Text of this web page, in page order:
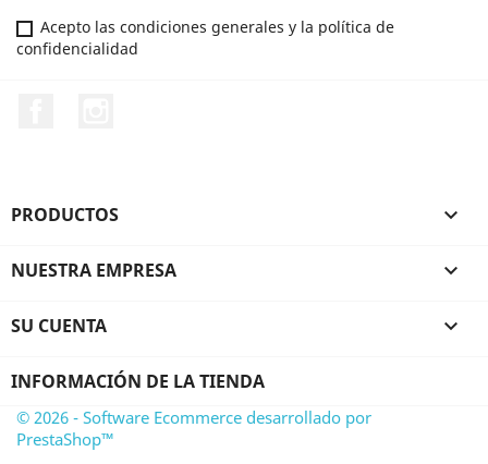
Acepto las condiciones generales y la política de
confidencialidad
PRODUCTOS 
NUESTRA EMPRESA 
SU CUENTA 
INFORMACIÓN DE LA TIENDA
© 2026 - Software Ecommerce desarrollado por
PrestaShop™